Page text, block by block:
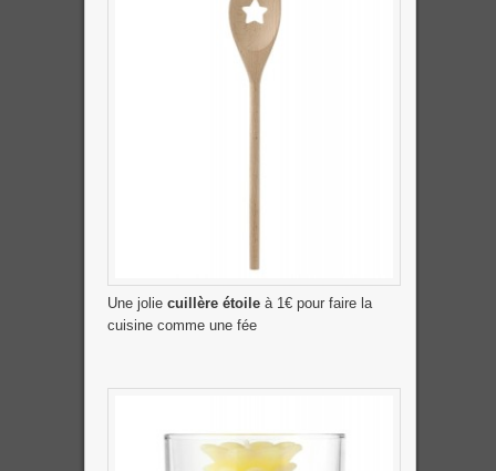
Une jolie cuillère étoileà 1€ pour faire la
cuisine comme une fée